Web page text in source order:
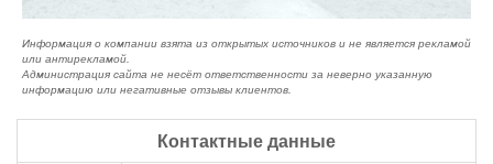
Информация о компании взята из открытых источников и не является рекламой
или антирекламой.
Администрация сайта не несёт ответственности за неверно указанную
информацию или негативные отзывы клиентов.
Контактные данные